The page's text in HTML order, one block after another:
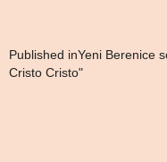
Navegación
Published inYeni Berenice
Cristo Cristo"